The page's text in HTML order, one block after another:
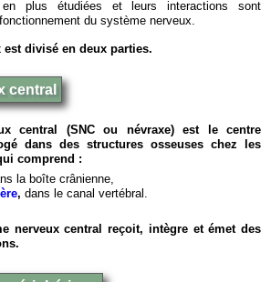
plus étudiées et leurs interactions sont
du système nerveux.
est divisé en deux parties.
central
central (SNC ou névraxe) est le centre
dans des structures osseuses chez les
comprend :
la boîte crânienne,
, dans le canal vertébral.
nerveux central reçoit, intègre et émet des